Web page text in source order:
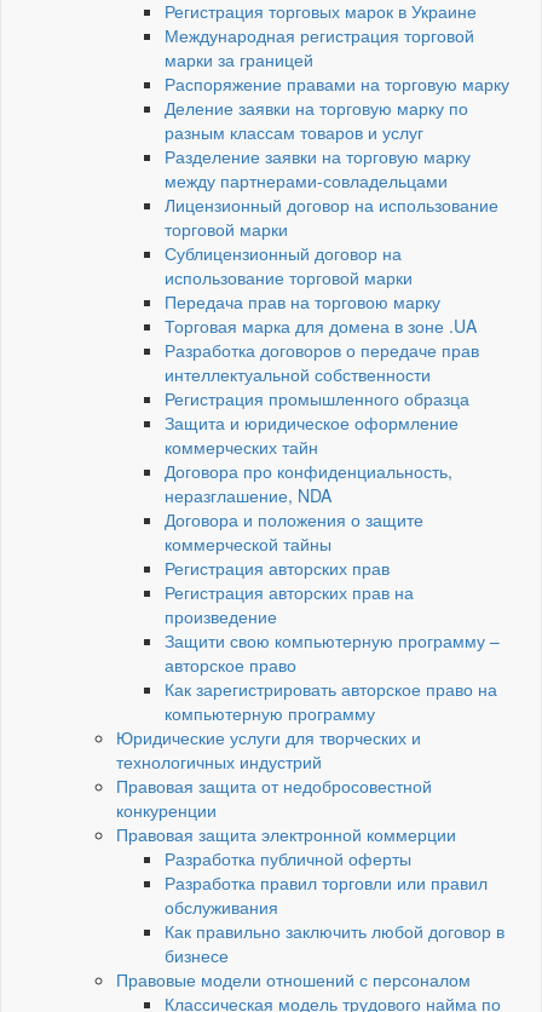
Регистрация торговых марок в Украине
Международная регистрация торговой
марки за границей
Распоряжение правами на торговую марку
Деление заявки на торговую марку по
разным классам товаров и услуг
Разделение заявки на торговую марку
между партнерами-совладельцами
Лицензионный договор на использование
торговой марки
Сублицензионный договор на
использование торговой марки
Передача прав на торговою марку
Торговая марка для домена в зоне .UA
Разработка договоров о передаче прав
интеллектуальной собственности
Регистрация промышленного образца
Защита и юридическое оформление
коммерческих тайн
Договора про конфиденциальность,
неразглашение, NDA
Договора и положения о защите
коммерческой тайны
Регистрация авторских прав
Регистрация авторских прав на
произведение
Защити свою компьютерную программу –
авторское право
Как зарегистрировать авторское право на
компьютерную программу
Юридические услуги для творческих и
технологичных индустрий
Правовая защита от недобросовестной
конкуренции
Правовая защита электронной коммерции
Разработка публичной оферты
Разработка правил торговли или правил
обслуживания
Как правильно заключить любой договор в
бизнесе
Правовые модели отношений с персоналом
Классическая модель трудового найма по